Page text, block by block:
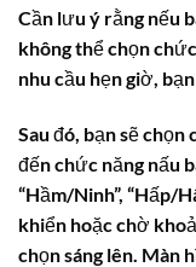
Cần lưu ý rằng nếu
không thể chọn
nhu cầu hẹn giờ,
Sau đó, bạn sẽ
đến chức năng nấu
“Hầm/Ninh”, “Hấp/
khiển hoặc chờ
chọn sáng lên. Màn